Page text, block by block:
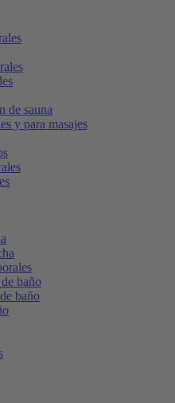
de sauna
y para masajes
baño
baño